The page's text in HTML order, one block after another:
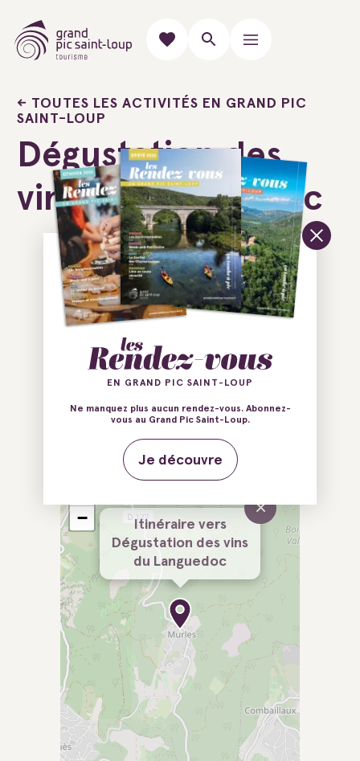
TOUTES LES ACTIVITÉS EN GRAND PIC
SAINT-LOUP
Dégustation des
vins du Languedoc
Ajouter au carnet de voyage
34980 Murles
E-mail Tél.
Itinéraire vers
Dégustation des vins
du Languedoc
×
−
EN GRAND PIC SAINT-LOUP
Ne manquez plus aucun rendez-vous. Abonnez-
vous au Grand Pic Saint-Loup.
Je découvre